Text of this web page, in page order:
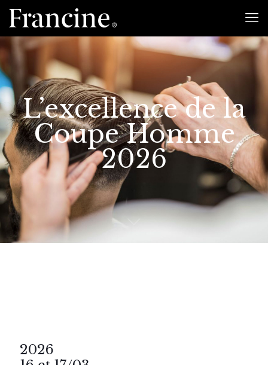
L’excellence de la
Coupe Homme
2026
2026